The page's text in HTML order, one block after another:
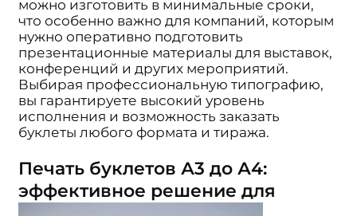
можно изготовить в минимальные сроки,
что особенно важно для компаний, которым
нужно оперативно подготовить
презентационные материалы для выставок,
конференций и других мероприятий.
Выбирая профессиональную типографию,
вы гарантируете высокий уровень
исполнения и возможность заказать
буклеты любого формата и тиража.
Печать буклетов А3 до А4:
эффективное решение для